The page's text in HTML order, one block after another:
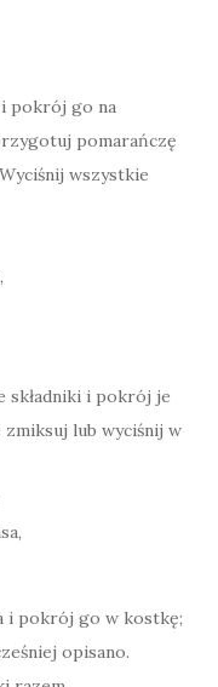
pokrój go na
pomarańczę
wszystkie
składniki i pokrój je
zmiksuj lub wyciśnij w
i pokrój go w kostkę;
opisano.